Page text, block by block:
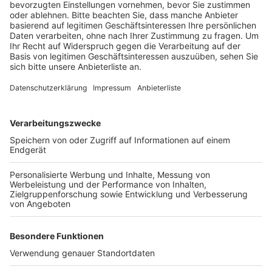
Anzeige
Denn bis heute zählen die Ermittler schon insgesamt
79 Wagen, die meist nachts, in der Nähe des
sich sowohl um Klein- als auch Mittelklassewagen,
SUV und Kombi. Die Ermittler haben sich jetzt nochmal
an die Öffentlichkeit gewandt und bitten Zeugen
darum, sich zu melden unter 0221-229-0 oder per Mail
anpoststelle.koeln@polizei.nrw.de.
Anzeige